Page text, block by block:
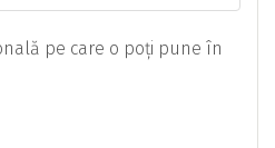
pe care o poți pune în